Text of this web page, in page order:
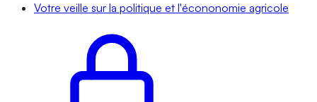
Votre veille sur la politique et l'écononomie agricole